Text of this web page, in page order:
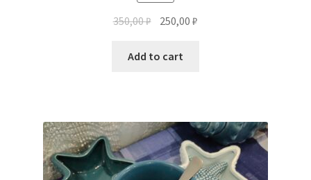
350,00₽ 250,00₽
Add to cart